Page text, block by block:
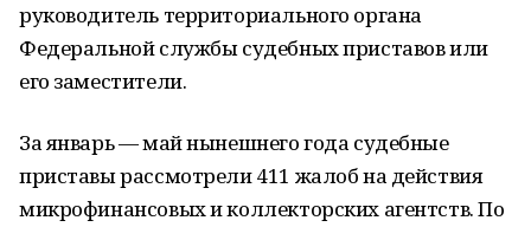
руководитель территориального органа
Федеральной службы судебных приставов или
его заместители.
За январь — май нынешнего года судебные
приставы рассмотрели 411 жалоб на действия
микрофинансовых и коллекторских агентств. По